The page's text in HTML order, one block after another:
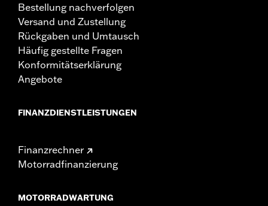
Bestellung nachverfolgen
Versand und Zustellung
Rückgaben und Umtausch
Häufig gestellte Fragen
Konformitätserklärung
Angebote
FINANZDIENSTLEISTUNGEN
Finanzrechner
Motorradfinanzierung
MOTORRADWARTUNG